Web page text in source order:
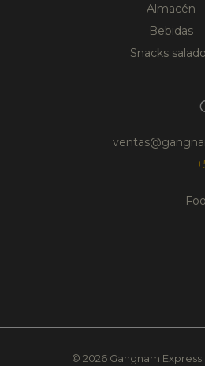
Almacén
Bebidas
Snacks
© 2026 Gangnam